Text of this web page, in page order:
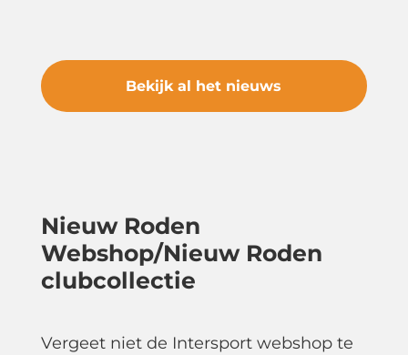
Bekijk al het nieuws
Nieuw Roden
Webshop/Nieuw Roden
clubcollectie
Vergeet niet de Intersport webshop te